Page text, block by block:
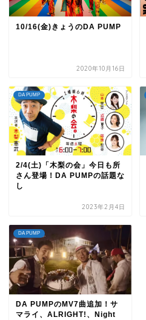
10/16(金)きょうのDA PUMP
2020年10月16日
DA PUMP
2/4(土)「木梨の会」今日も所
さん登場！DA PUMPの話題な
し
2023年2月4日
DA PUMP
DA PUMPのMV7曲追加！サ
マライ、ALRIGHT!、Night